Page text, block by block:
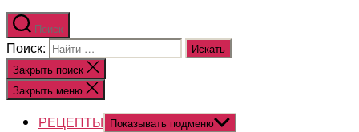
Поиск
Поиск:
Закрыть поиск
Закрыть меню
РЕЦЕПТЫ Показывать подменю